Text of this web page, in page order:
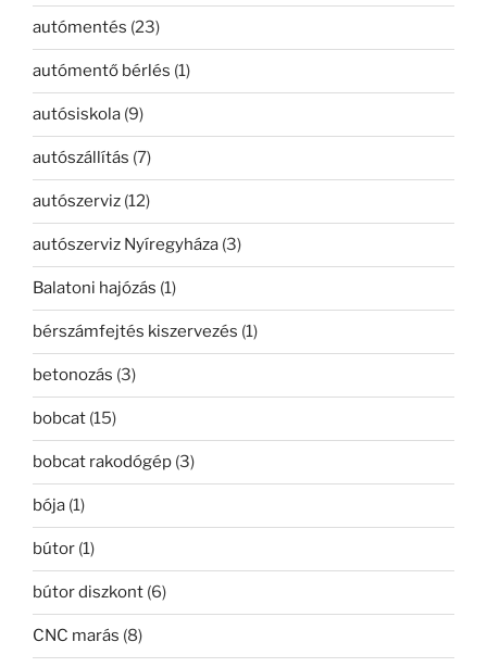
autómentés (23)
autómentő bérlés (1)
autósiskola (9)
autószállítás (7)
autószerviz (12)
autószerviz Nyíregyháza (3)
Balatoni hajózás (1)
bérszámfejtés kiszervezés (1)
betonozás (3)
bobcat (15)
bobcat rakodógép (3)
bója (1)
bútor (1)
bútor diszkont (6)
CNC marás (8)